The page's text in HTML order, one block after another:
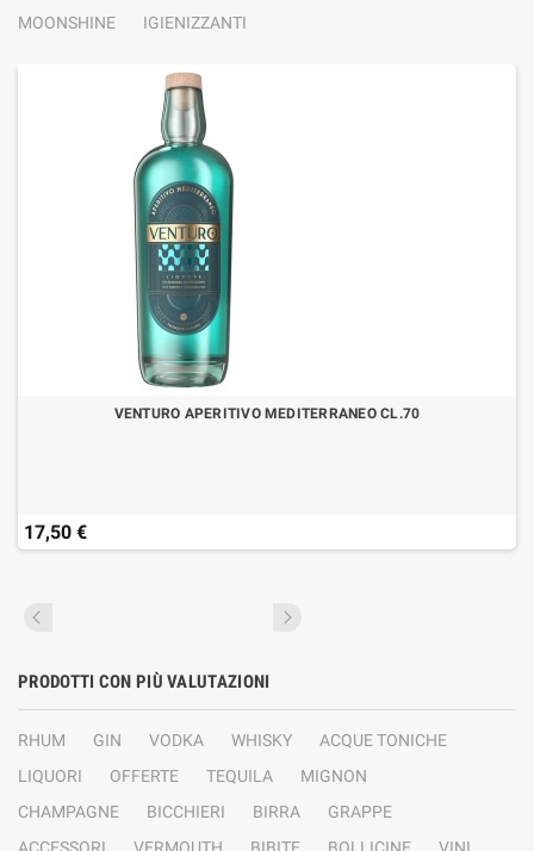
MOONSHINE
IGIENIZZANTI
VENTURO APERITIVO MEDITERRANEO CL.70
17,50 €
PRODOTTI CON PIÙ VALUTAZIONI
RHUM GIN VODKA WHISKY
ACQUE TONICHE
LIQUORI
OFFERTE TEQUILA
MIGNON
CHAMPAGNE
BICCHIERI BIRRA
GRAPPE